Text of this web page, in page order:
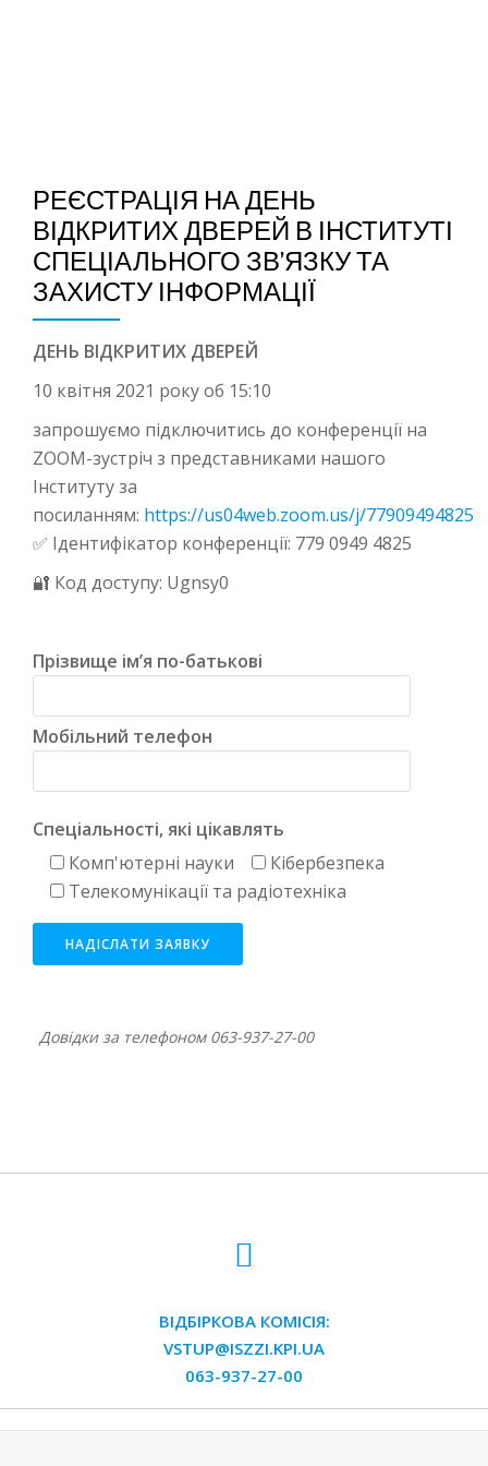
РЕЄСТРАЦІЯ НА ДЕНЬ
ВІДКРИТИХ ДВЕРЕЙ В ІНСТИТУТІ
СПЕЦІАЛЬНОГО ЗВ’ЯЗКУ ТА
ЗАХИСТУ ІНФОРМАЦІЇ
ДЕНЬ ВІДКРИТИХ ДВЕРЕЙ
10 квітня 2021 року об 15:10
запрошуємо підключитись до конференції на
ZOOM-зустріч з представниками нашoго
Інституту за
посиланням: https://us04web.zoom.us/j/77909494825
✅ Ідентифікатор конференції: 779 0949 4825
🔐 Код доступу: Ugnsy0
Прізвище ім’я по-батькові
Мобільний телефон
Спеціальності, які цікавлять
Комп'ютерні науки
Кібербезпека
Телекомунікації та радіотехніка
Довідки за телефоном 063-937-27-00
ВІДБІРКОВА КОМІСІЯ:
VSTUP@ISZZI.KPI.UA
063-937-27-00